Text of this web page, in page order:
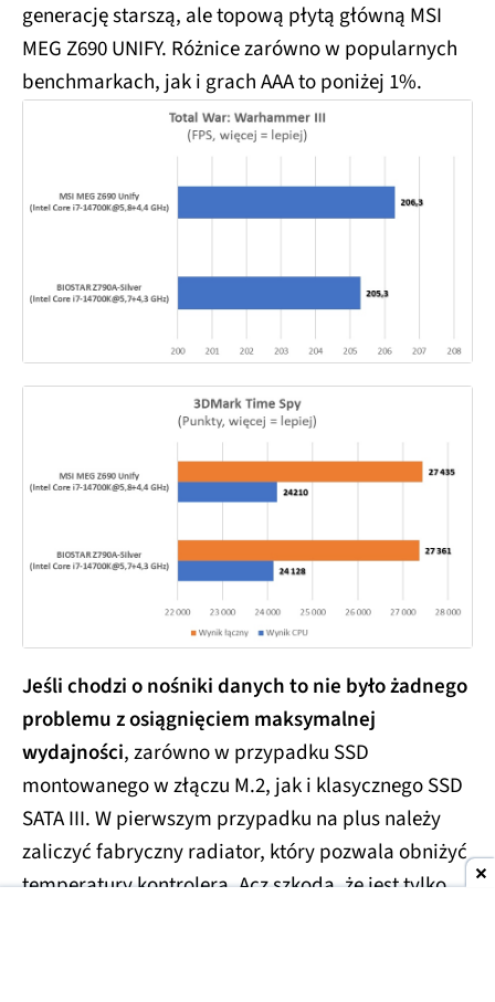
generację starszą, ale topową płytą główną MSI
MEG Z690 UNIFY. Różnice zarówno w popularnych
benchmarkach, jak i grach AAA to poniżej 1%.
Jeśli chodzi o nośniki danych to nie było żadnego
problemu z osiągnięciem maksymalnej
wydajności, zarówno w przypadku SSD
montowanego w złączu M.2, jak i klasycznego SSD
SATA III. W pierwszym przypadku na plus należy
zaliczyć fabryczny radiator, który pozwala obniżyć
temperatury kontrolera. Acz szkoda, że jest tylko